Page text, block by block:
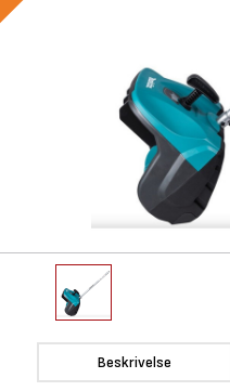
Beskrivelse